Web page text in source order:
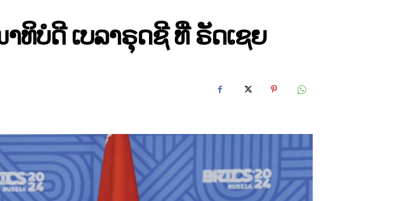
ທິບໍດີ ເບລາຣຸດຊີ ທີ່ ຣັດເຊຍ